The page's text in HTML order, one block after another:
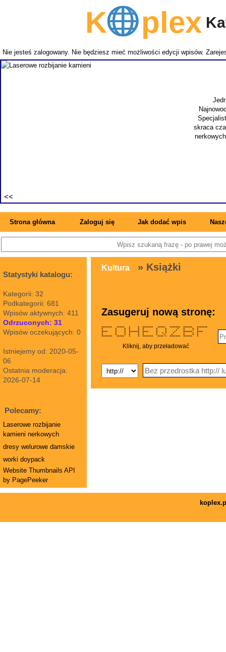
Kplex
Nie jesteś zalogowany. Nie będziesz mieć możliwości edycji wpisów.
skraca
Strona główna Zaloguj się Jak dodać wpis
Statystyki katalogu:
Kategorii: 32
Podkategorii: 681
Wpisów aktywnych: 411
Odrzuconych: 31
Wpisów oczekujących: 0
Istniejemy od: 2020-05-
06
Ostatnia moderacja:
2026-07-14
Polecamy:
Laserowe rozbijanie
kamieni nerkowych
dresy welurowe damskie
worki doypack
Website Thumbnails API
by PagePeeker
Kultura » Książki
Zasugeruj nową stronę:
******* ***** * * ******* ***** ******* ****** *******
* * * * * * * * * * * *
* * * * * * * * * * * *
**** * * ******* **** * * * ****** ****
* * * * * * * * * * * * *
* * * * * * * * * * * *
******* ***** * * ******* **** * ******* ****** *
Kliknij, aby przeładować